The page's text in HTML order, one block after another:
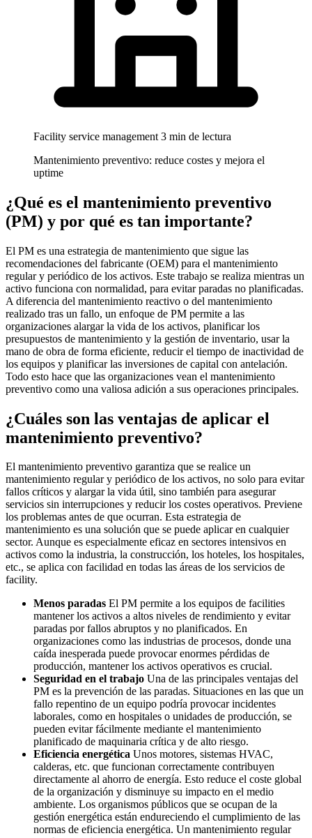
Facility service management 3 min de lectura
Mantenimiento preventivo: reduce costes y mejora el
uptime
¿Qué es el mantenimiento preventivo
(PM) y por qué es tan importante?
El PM es una estrategia de mantenimiento que sigue las
recomendaciones del fabricante (OEM) para el mantenimiento
regular y periódico de los activos. Este trabajo se realiza mientras un
activo funciona con normalidad, para evitar paradas no planificadas.
A diferencia del mantenimiento reactivo o del mantenimiento
realizado tras un fallo, un enfoque de PM permite a las
organizaciones alargar la vida de los activos, planificar los
presupuestos de mantenimiento y la gestión de inventario, usar la
mano de obra de forma eficiente, reducir el tiempo de inactividad de
los equipos y planificar las inversiones de capital con antelación.
Todo esto hace que las organizaciones vean el mantenimiento
preventivo como una valiosa adición a sus operaciones principales.
¿Cuáles son las ventajas de aplicar el
mantenimiento preventivo?
El mantenimiento preventivo garantiza que se realice un
mantenimiento regular y periódico de los activos, no solo para evitar
fallos críticos y alargar la vida útil, sino también para asegurar
servicios sin interrupciones y reducir los costes operativos. Previene
los problemas antes de que ocurran. Esta estrategia de
mantenimiento es una solución que se puede aplicar en cualquier
sector. Aunque es especialmente eficaz en sectores intensivos en
activos como la industria, la construcción, los hoteles, los hospitales,
etc., se aplica con facilidad en todas las áreas de los servicios de
facility.
Menos paradas El PM permite a los equipos de facilities
mantener los activos a altos niveles de rendimiento y evitar
paradas por fallos abruptos y no planificados. En
organizaciones como las industrias de procesos, donde una
caída inesperada puede provocar enormes pérdidas de
producción, mantener los activos operativos es crucial.
Seguridad en el trabajo Una de las principales ventajas del
PM es la prevención de las paradas. Situaciones en las que un
fallo repentino de un equipo podría provocar incidentes
laborales, como en hospitales o unidades de producción, se
pueden evitar fácilmente mediante el mantenimiento
planificado de maquinaria crítica y de alto riesgo.
Eficiencia energética Unos motores, sistemas HVAC,
calderas, etc. que funcionan correctamente contribuyen
directamente al ahorro de energía. Esto reduce el coste global
de la organización y disminuye su impacto en el medio
ambiente. Los organismos públicos que se ocupan de la
gestión energética están endureciendo el cumplimiento de las
normas de eficiencia energética. Un mantenimiento regular